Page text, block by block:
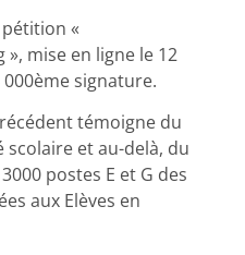
«
mise en ligne le 12
signature.
témoigne du
et au-delà, du
postes E et G des
aux Elèves en